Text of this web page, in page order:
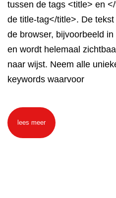
tussen de tags <title> en
de title-tag</title>. De
de browser, bijvoorbeeld
en wordt helemaal
naar wijst. Neem alle
keywords waarvoor
lees meer